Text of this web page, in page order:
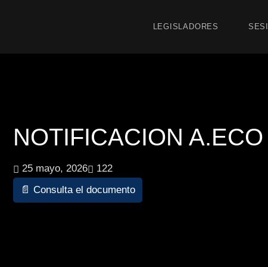
LEGISLADORES
NOTIFICACION
25 mayo, 2026
122
📄 Consulta el documento